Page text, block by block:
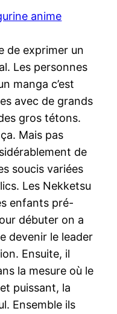
anime
de exprimer un
Les personnes
manga c’est
avec de grands
gros tétons.
Mais pas
de
soucis variées
Les Nekketsu
enfants pré-
débuter on a
devenir le leader
Ensuite, il
la mesure où le
puissant, la
Ensemble ils